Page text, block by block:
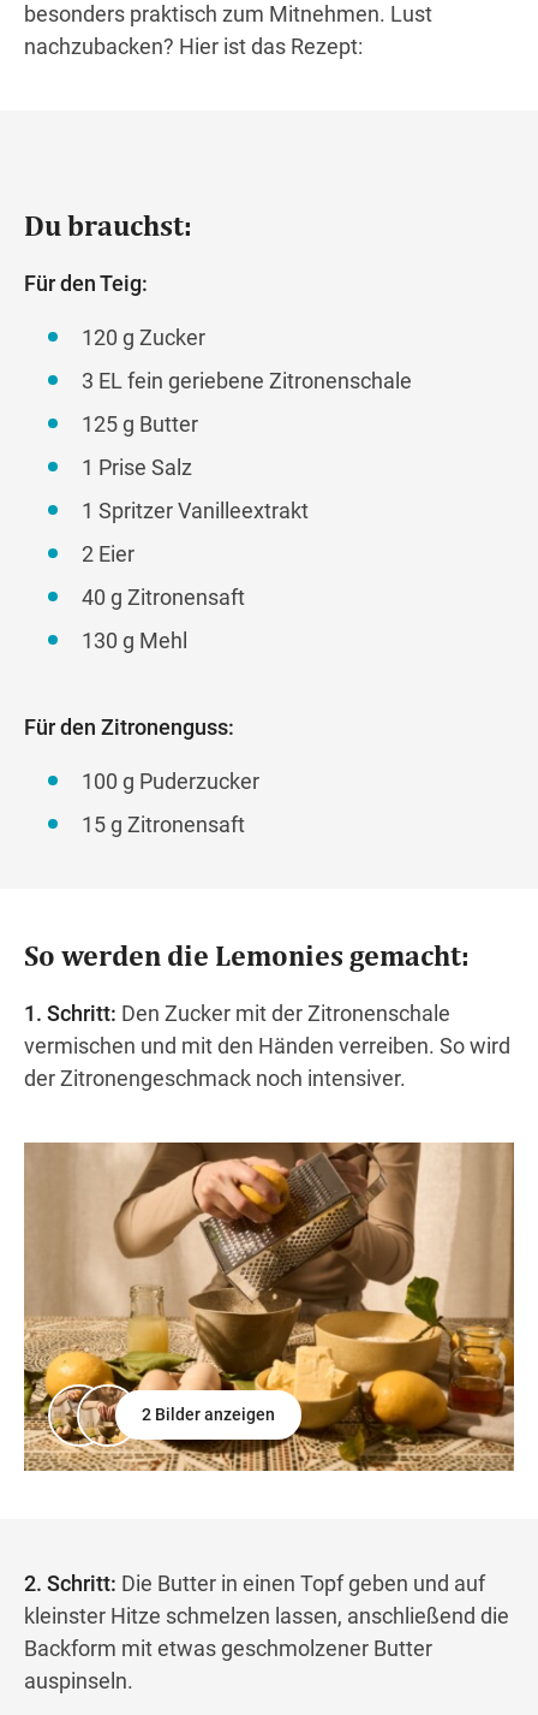
besonders praktisch zum Mitnehmen. Lust
nachzubacken? Hier ist das Rezept:
Du brauchst:
Für den Teig:
120 g Zucker
3 EL fein geriebene Zitronenschale
125 g Butter
1 Prise Salz
1 Spritzer Vanilleextrakt
2 Eier
40 g Zitronensaft
130 g Mehl
Für den Zitronenguss:
100 g Puderzucker
15 g Zitronensaft
So werden die Lemonies gemacht:
1. Schritt: Den Zucker mit der Zitronenschale
vermischen und mit den Händen verreiben. So wird
der Zitronengeschmack noch intensiver.
2 Bilder anzeigen
2. Schritt: Die Butter in einen Topf geben und auf
kleinster Hitze schmelzen lassen, anschließend die
Backform mit etwas geschmolzener Butter
auspinseln.